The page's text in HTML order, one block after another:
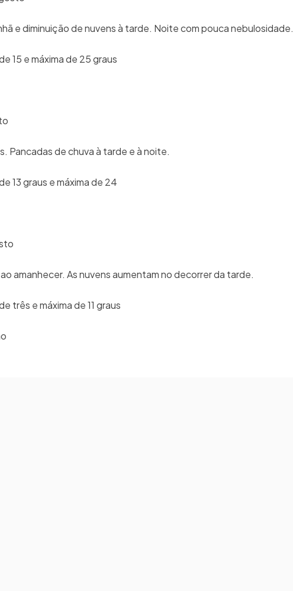
e diminuição de nuvens à tarde. Noite com pouca nebulosidade.
15 e máxima de 25 graus
Pancadas de chuva à tarde e à noite.
13 graus e máxima de 24
amanhecer. As nuvens aumentam no decorrer da tarde.
três e máxima de 11 graus